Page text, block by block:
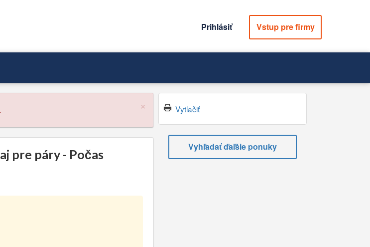
Prihlásiť Vstup pre firmy
×
pre páry - Počas
Vytlačiť
Vyhľadať ďaľšie ponuky